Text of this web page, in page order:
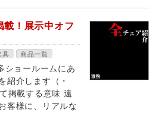
載！展示中オフ
具 商品一覧
ショールームにあ
紹介します（・
掲載する意味 遠
客様に、リアルな